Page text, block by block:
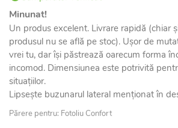
Minunat!
Un produs excelent. Livrare rapidă (chiar
produsul nu se află pe stoc). Ușor de
vrei tu, dar își păstrează oarecum forma
incomod. Dimensiunea este potrivită
situațiilor.
Lipsește buzunarul lateral menționat în
Părere pentru: Fotoliu Confort